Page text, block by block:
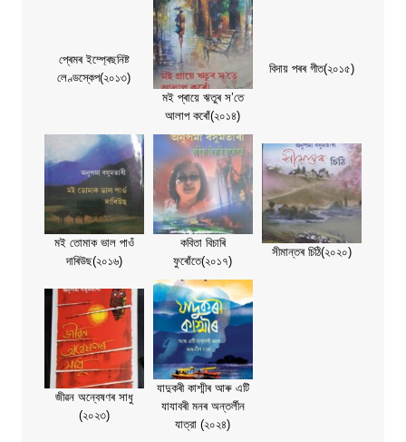
প্ৰেমৰ ইম্প্ৰেছনিষ্ট
লেণ্ডস্কেপ(২০১৩)
মই প্ৰায়ে ঋতুৰ স’তে
আলাপ কৰোঁ(২০১৪)
বিদায় পৰৰ গীত(২০১৫)
মই তোমাক ভাল পাওঁ
দাৰিউছ(২০১৬)
কবিতা বিচাৰি
ফুৰোঁতে(২০১৭)
সীমান্তৰ চিঠি(২০২০)
জীৱন অন্বেষণৰ সাধু
(২০২৩)
যাদুকৰী কাশ্মীৰ আৰু এটি
যাযাবৰী মনৰ অন্তৰ্লীন
যাত্রা (২০২৪)